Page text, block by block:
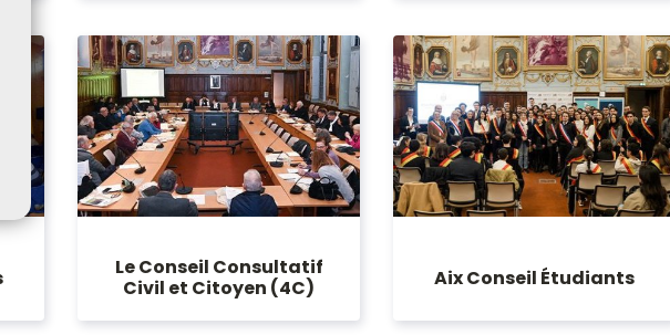
Le Conseil Consultatif
Civil et Citoyen (4C)
Aix Conseil Étudiants